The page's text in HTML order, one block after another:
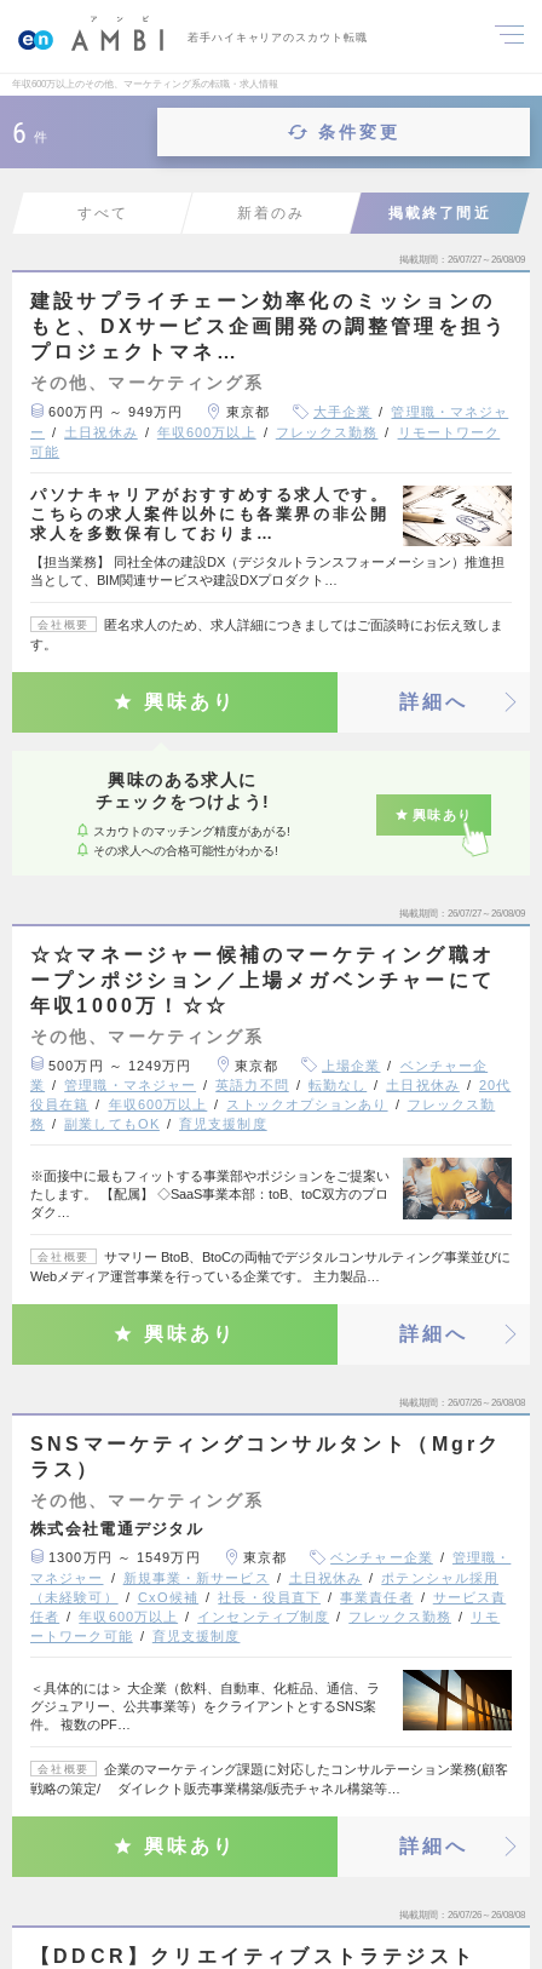
若手ハイキャリアのスカウト転職
年収600万以上のその他、マーケティング系の転職・求人情報
6 件 条件変更
すべて 新着のみ 掲載終了間近
掲載期間 26/07/27～26/08/09
建設サプライチェーン効率化のミッションの
もと、DXサービス企画開発の調整管理を担う
プロジェクトマネ…
その他、マーケティング系
600万円 ～ 949万円 東京都 大手企業
管理職・マネジャ
ー
土日祝休み 年収600万以上 フレックス勤務
リモートワーク
可能
パソナキャリアがおすすめする求人です。
こちらの求人案件以外にも各業界の非公開
求人を多数保有しておりま…
【担当業務】 同社全体の建設DX（デジタルトランスフォーメーション）推進担
当として、BIM関連サービスや建設DXプロダクト…
会社概要
匿名求人のため、求人詳細につきましてはご面談時にお伝え致しま
す。
興味あり 詳細へ
興味のある求人に
チェックをつけよう!
スカウトのマッチング精度があがる!
その求人への合格可能性がわかる!
興味あり
掲載期間 26/07/27～26/08/09
☆☆マネージャー候補のマーケティング職オ
ープンポジション／上場メガベンチャーにて
年収1000万！☆☆
その他、マーケティング系
500万円 ～ 1249万円 東京都 上場企業
ベンチャー企
業
管理職・マネジャー 英語力不問 転勤なし 土日祝休み
20代
役員在籍
年収600万以上 ストックオプションあり
フレックス勤
務
副業してもOK 育児支援制度
※面接中に最もフィットする事業部やポジションをご提案い
たします。 【配属】 ◇SaaS事業本部：toB、toC双方のプロ
ダク…
会社概要
サマリー BtoB、BtoCの両軸でデジタルコンサルティング事業並びに
Webメディア運営事業を行っている企業です。 主力製品…
興味あり 詳細へ
掲載期間 26/07/26～26/08/08
SNSマーケティングコンサルタント（Mgrク
ラス）
その他、マーケティング系
株式会社電通デジタル
1300万円 ～ 1549万円 東京都 ベンチャー企業
管理職・
マネジャー
新規事業・新サービス 土日祝休み
ポテンシャル採用
（未経験可）
CxO候補 社長・役員直下 事業責任者
サービス責
任者
年収600万以上 インセンティブ制度 フレックス勤務
リモ
ートワーク可能
育児支援制度
＜具体的には＞ 大企業（飲料、自動車、化粧品、通信、ラ
グジュアリー、公共事業等）をクライアントとするSNS案
件。 複数のPF…
会社概要
企業のマーケティング課題に対応したコンサルテーション業務(顧客
戦略の策定/ ダイレクト販売事業構築/販売チャネル構築等…
興味あり 詳細へ
掲載期間 26/07/26～26/08/08
【DDCR】クリエイティブストラテジスト